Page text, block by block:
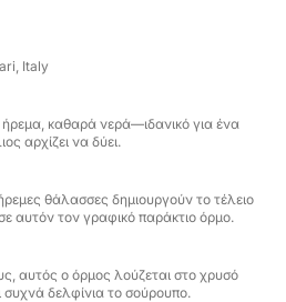
ντι Σαντ'Έλμο για μια
κατά μήκος της
της Σαρδηνίας, αφήνοντας
αποκλειστικά σε εσάς. Αφού
του Σέλα ντελ
προς ολοένα και πιο
σε κρυμμένους όρμους και
για κολύμπι και
τοποθεσίες κατά μήκος
Italy
καθαρά νερά—ιδανικό για ένα
αρχίζει να δύει.
θάλασσες δημιουργούν το τέλειο
αυτόν τον γραφικό παράκτιο όρμο.
αυτός ο όρμος λούζεται στο χρυσό
συχνά δελφίνια το σούρουπο.